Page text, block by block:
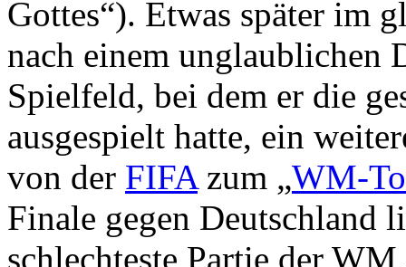
Gottes“). Etwas später im
nach einem unglaublichen
Spielfeld, bei dem er die
ausgespielt hatte, ein
von der FIFAzum „WM-
Finale gegen Deutschland
schlechteste Partie der